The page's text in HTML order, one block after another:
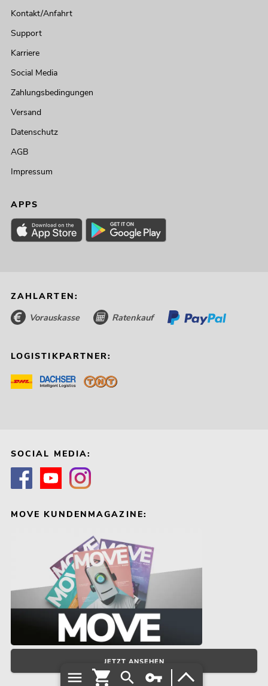
Kontakt/Anfahrt
Support
Karriere
Social Media
Zahlungsbedingungen
Versand
Datenschutz
AGB
Impressum
APPS
ZAHLARTEN:
Vorauskasse Ratenkauf
LOGISTIKPARTNER:
SOCIAL MEDIA:
MOVE KUNDENMAGAZINE:
JETZT ANSEHEN